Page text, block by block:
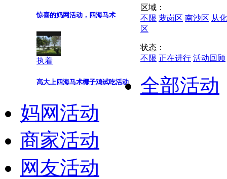
惊喜的妈网活动，四海马术
执着
高大上四海马术椰子鸡试吃活动
区域：
不限 萝岗区 南沙区 从
区
状态：
不限 正在进行 活动回顾
全部活动
妈网活动
商家活动
网友活动